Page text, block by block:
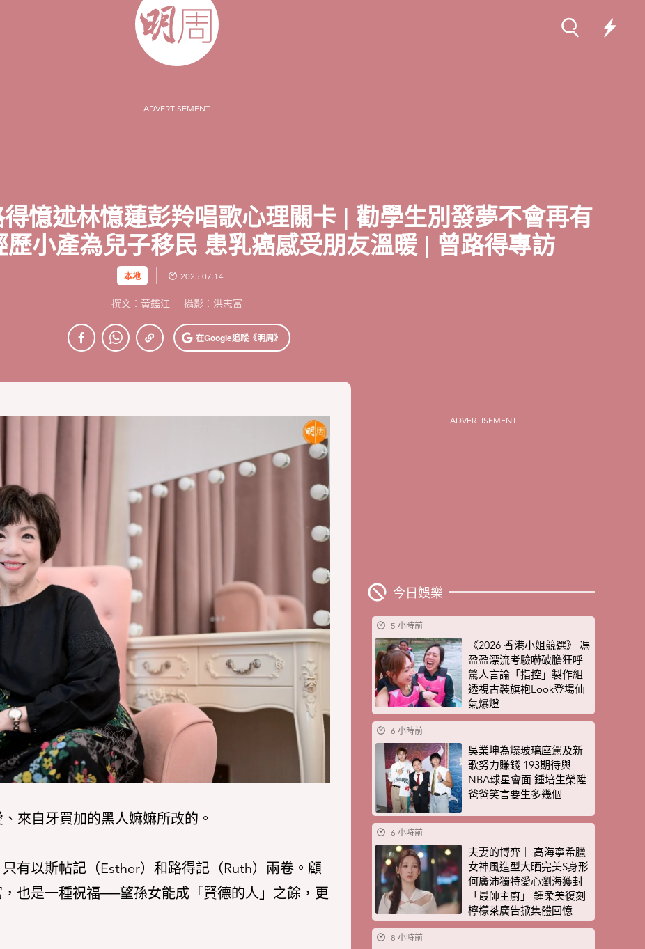
ADVERTISEMENT
得憶述林憶蓮彭羚唱歌心理關卡 | 勸學生別發夢不會再有
小產為兒子移民 患乳癌感受朋友溫暖 | 曾路得專訪
本地 2025.07.14
撰文：黃鑑江 攝影：洪志富
在Google追蹤《明周》
來自牙買加的黑人嫲嫲所改的。
有以斯帖記（Esther）和路得記（Ruth）兩卷。顧
也是一種祝福──望孫女能成「賢德的人」之餘，更
ADVERTISEMENT
今日娛樂
5 小時前
《2026 香港小姐競選》 馮
盈盈漂流考驗嚇破膽狂呼
驚人言論「指控」製作組
透視古裝旗袍Look登場仙
氣爆燈
6 小時前
吳業坤為爆玻璃座駕及新
歌努力賺錢 193期待與
NBA球星會面 鍾培生榮陞
爸爸笑言要生多幾個
6 小時前
夫妻的博弈｜ 高海寧希臘
女神風造型大晒完美S身形
何廣沛獨特愛心瀏海獲封
「最帥主廚」 鍾柔美復刻
檸檬茶廣告掀集體回憶
8 小時前